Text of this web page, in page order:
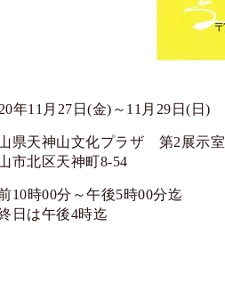
年11月27日(金)～11月29日(日)
県天神山文化プラザ 第2展示室
市北区天神町8-54
10時00分～午後5時00分迄
日は午後4時迄